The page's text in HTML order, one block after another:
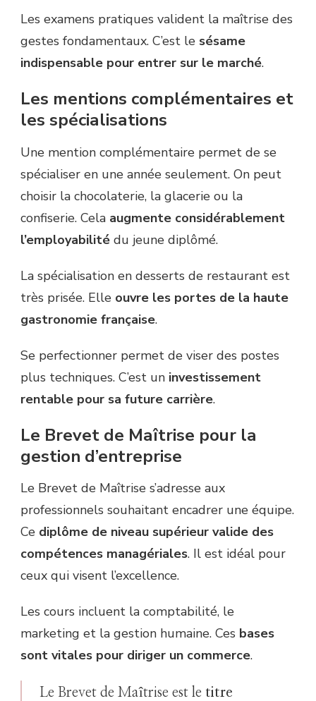
Les examens pratiques valident la maîtrise des
gestes fondamentaux. C’est le sésame
indispensable pour entrer sur le marché.
Les mentions complémentaires et
les spécialisations
Une mention complémentaire permet de se
spécialiser en une année seulement. On peut
choisir la chocolaterie, la glacerie ou la
confiserie. Cela augmente considérablement
l’employabilité du jeune diplômé.
La spécialisation en desserts de restaurant est
très prisée. Elle ouvre les portes de la haute
gastronomie française.
Se perfectionner permet de viser des postes
plus techniques. C’est un investissement
rentable pour sa future carrière.
Le Brevet de Maîtrise pour la
gestion d’entreprise
Le Brevet de Maîtrise s’adresse aux
professionnels souhaitant encadrer une équipe.
Ce diplôme de niveau supérieur valide des
compétences managériales. Il est idéal pour
ceux qui visent l’excellence.
Les cours incluent la comptabilité, le
marketing et la gestion humaine. Ces bases
sont vitales pour diriger un commerce.
Le Brevet de Maîtrise est le titre